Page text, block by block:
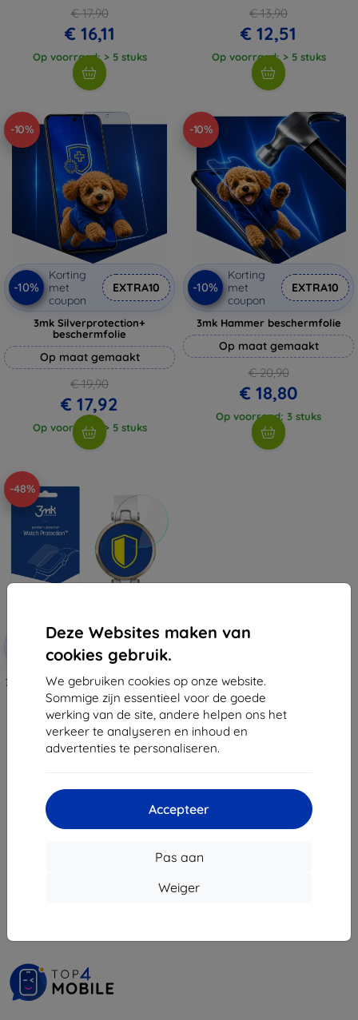
Deze Websites maken van
cookies gebruik.
We gebruiken cookies op onze website.
Sommige zijn essentieel voor de goede
werking van de site, andere helpen ons het
verkeer te analyseren en inhoud en
advertenties te personaliseren.
Accepteer
Pas aan
Weiger
€ 17,90
€ 16,11
Op voorraad: > 5 stuks
€ 13,90
€ 12,51
Op voorraad: > 5 stuks
-10%
-10%
Korting
met
coupon
EXTRA10
3mk Silverprotection+
beschermfolie
Op maat gemaakt
€ 19,90
€ 17,92
Op voorraad: > 5 stuks
-10%
-10%
Korting
met
coupon
EXTRA10
3mk Hammer beschermfolie
Op maat gemaakt
€ 20,90
€ 18,80
Op voorraad: 3 stuks
-48%
Korting
coupon
EXTRA10
3MK Folia ARC Garmin Lily Watch
Fullscreen folie
€ 11,89
€ 6,21
Laatste item op voorraad